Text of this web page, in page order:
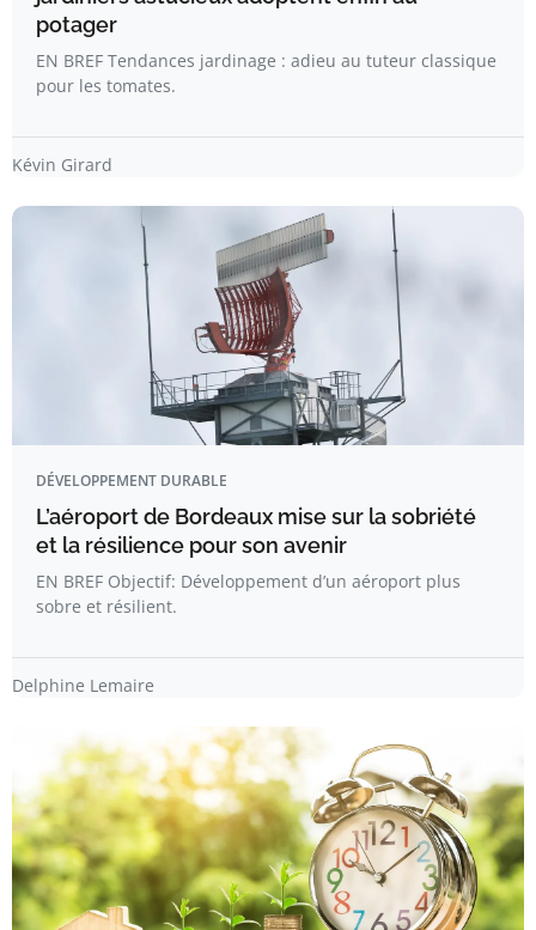
potager
EN BREF Tendances jardinage : adieu au tuteur classique
pour les tomates.
Kévin Girard
DÉVELOPPEMENT DURABLE
L’aéroport de Bordeaux mise sur la sobriété
et la résilience pour son avenir
EN BREF Objectif: Développement d’un aéroport plus
sobre et résilient.
Delphine Lemaire